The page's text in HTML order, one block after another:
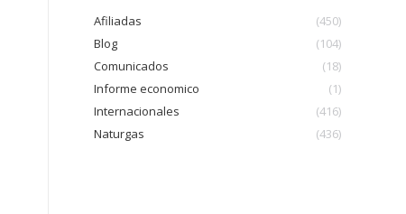
Afiliadas
(450)
Blog
(104)
Comunicados
(18)
Informe economico
(1)
Internacionales
(416)
Naturgas
(436)